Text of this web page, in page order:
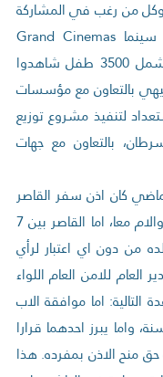
من رغب في المشاركة
من المدنيين، يوم ترفيهي في صالات سينما Grand Cinemas
الموجود في مختلف المحافظات اللبنانية شمل 3500 طفل شاهدوا
بالتعاون مع مؤسسات
لتنفيذ مشروع توزيع
بالتعاون مع جهات
كان اذن سفر القاصر
دون السبع سنوات يعطى بموافقة الاب والام معا، اما القاصر بين 7
من دون اي اعتبار لرأي
2013 اصدر المدير العام للامن العام اللواء
التالية: اما موافقة الاب
معا على اذن سفر القاصر دون 18 سنة، واما يبرز احدهما قرارا
منح الاذن بمفرده. هذا